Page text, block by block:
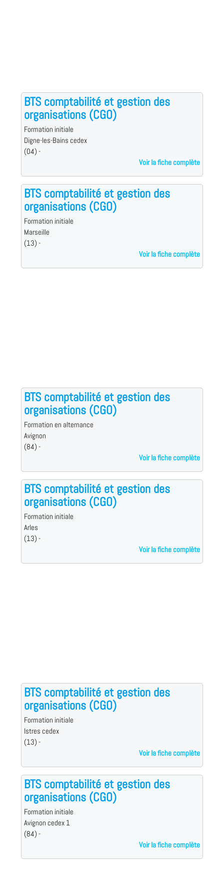
BTS comptabilité et gestion des
organisations (CGO)
Formation initiale
Digne-les-Bains cedex
(04) -
Voir la fiche complète
BTS comptabilité et gestion des
organisations (CGO)
Formation initiale
Marseille
(13) -
Voir la fiche complète
BTS comptabilité et gestion des
organisations (CGO)
Formation en alternance
Avignon
(84) -
Voir la fiche complète
BTS comptabilité et gestion des
organisations (CGO)
Formation initiale
Arles
(13) -
Voir la fiche complète
BTS comptabilité et gestion des
organisations (CGO)
Formation initiale
Istres cedex
(13) -
Voir la fiche complète
BTS comptabilité et gestion des
organisations (CGO)
Formation initiale
Avignon cedex 1
(84) -
Voir la fiche complète